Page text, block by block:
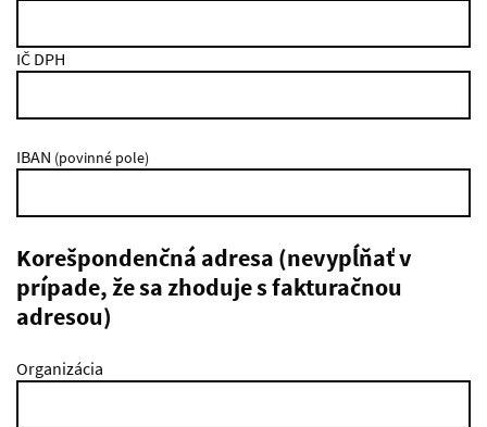
IČ DPH
IBAN (povinné pole)
Korešpondenčná adresa (nevypĺňať v
prípade, že sa zhoduje s fakturačnou
adresou)
Organizácia